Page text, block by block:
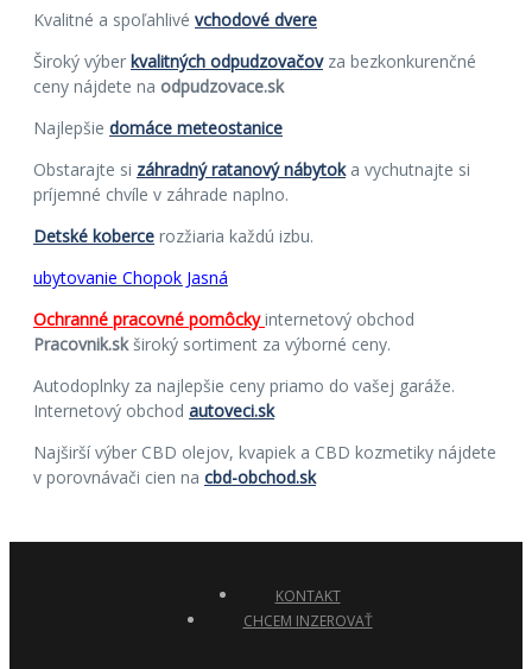
Kvalitné a spoľahlivé vchodové dvere
Široký výber kvalitných odpudzovačovza bezkonkurenčné
ceny nájdete na odpudzovace.sk
Najlepšie domáce meteostanice
Obstarajte si záhradný ratanový nábytoka vychutnajte si
príjemné chvíle v záhrade naplno.
Detské koberce rozžiaria každú izbu.
ubytovanie Chopok Jasná
Ochranné pracovné pomôckyinternetový obchod
Pracovnik.skširoký sortiment za výborné ceny.
Autodoplnky za najlepšie ceny priamo do vašej garáže.
Internetový obchod autoveci.sk
Najširší výber CBD olejov, kvapiek a CBD kozmetiky nájdete
v porovnávači cien na cbd-obchod.sk
KONTAKT
CHCEM INZEROVAŤ